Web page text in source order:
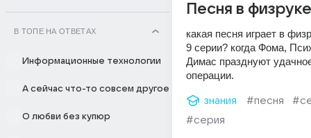
В ТОПЕ НА ОТВЕТАХ
Информационные технологии
А сейчас что-то совсем другое
О любви без купюр
Песня в физруке
какая песня играет в
9 серии? когда Фома,
Димас празднуют
операции.
знания #песня
#серия